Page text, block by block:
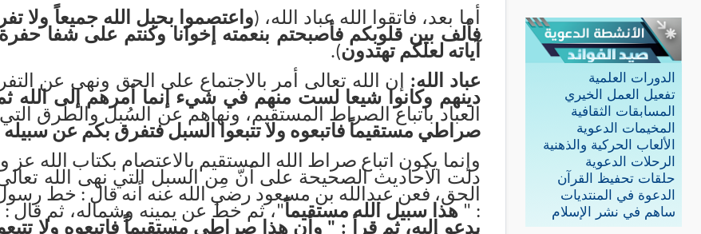
الدورات العلمية
تفعيل العمل الخيري
المسابقات الثقافية
المخيمات الدعوية
الألعاب الحركية والذهنية
الرحلات الدعوية
حلقات تحفيظ القرآن
الدعوة في المنتديات
ساهم في نشر الإسلام
أما بعد، فاتقوا الله عباد الله، (واعتصموا بحبل الله جميعاً ولا
فألف بين قلوبكم فأصبحتم بنعمته إخوانا وكنتم على شفا
آياته لعلكم تهتدون(
.
عباد الله: إن الله تعالى أمر بالاجتماع على الحق ونهى عن
دينهم وكانوا شيعا لست منهم في شيء إنما أمرهم إلى الله ثم
العباد باتباع الصراط المستقيم، ونهاهم عن السُبل والطرق
صراطي مستقيماً فاتبعوه ولا تتبعوا السبل فتفرق بكم عن
وإنما يكون اتباع صراط الله المستقيم بالاعتصام بكتاب
دلت الأحاديث الصحيحة على أنّ مِن السبل التي نهى الله
الحق، فعن عبدالله بن مسعود رضي الله عنه أنه قال : خط
: " هذا سبيل الله مستقيماً"، ثم خط عن يمينه وشماله، ثم قال :
يدعو إليه، ثم قرأ : " وأن هذا صراطي مستقيماً فاتبعوه ولا